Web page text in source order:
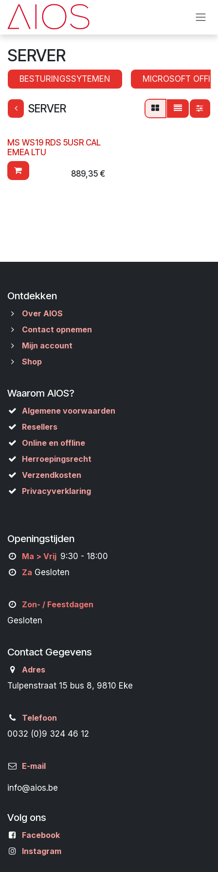
Overslaan naar inhoud
SERVER
BESTURINGSSYTEMEN MICROSOFT
SERVER
MS WS19 RDS 5USR CAL
EMEA LTU
889,35€
Ontdekken
Over AIOS
Contact opnemen
Mijn account
Shop
Waarom AIOS?
Algemene voorwaarden
Resellers
Online en offline
Herroepingsrecht
Verzendkosten
Privacyverklaring
Openingstijden
Ma > Vrij 9:30 - 18:00
Za Gesloten
Zon- / Feestdagen
Gesloten
Contact Gegevens
Adres
Tulpenstraat 15 bus 8, 9810 Eke
Telefoon
0032 (0)9 324 46 12
E-mail
info@aios.be
Volg ons
Facebook
Instagram